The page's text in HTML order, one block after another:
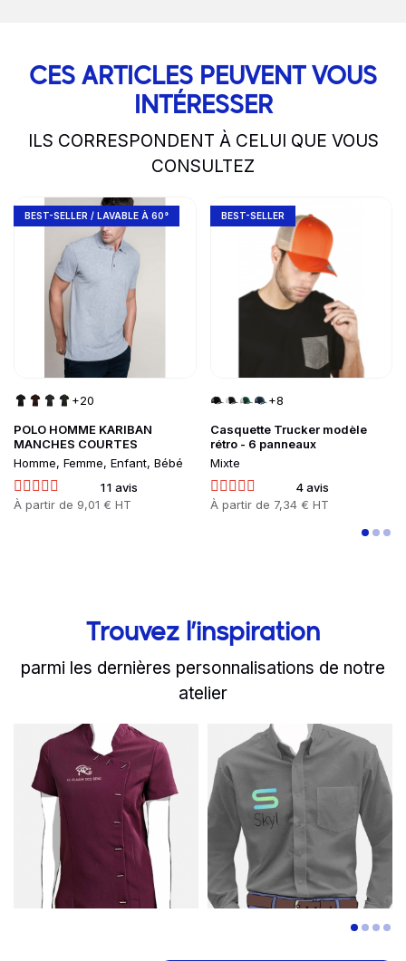
CES ARTICLES PEUVENT VOUS
INTÉRESSER
ILS CORRESPONDENT À CELUI QUE VOUS
CONSULTEZ
slide1 to 2of 5
POLO HOMME KARIBAN
MANCHES COURTES
Homme, Femme, Enfant, Bébé
11 avis
Prix
À partir de 9,01 € HT
BEST-SELLER / LAVABLE À 60°
+20
Go to product page
Casquette Trucker modèle
rétro - 6 panneaux
Mixte
4 avis
Prix
À partir de 7,34 € HT
BEST-SELLER
+8
Go to product page
Trouvez l’inspiration
parmi les dernières personnalisations de notre
atelier
1 to 2of 8
L'équipe du Plaisir des
Read more Choisissez
Read more